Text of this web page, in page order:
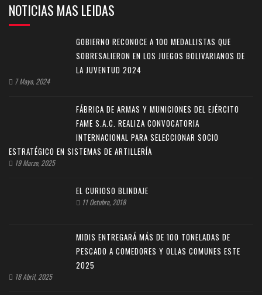
NOTICIAS MAS LEIDAS
GOBIERNO RECONOCE A 100 MEDALLISTAS QUE
SOBRESALIERON EN LOS JUEGOS BOLIVARIANOS DE
LA JUVENTUD 2024
7 Mayo, 2024
FÁBRICA DE ARMAS Y MUNICIONES DEL EJÉRCITO
FAME S.A.C. REALIZA CONVOCATORIA
INTERNACIONAL PARA SELECCIONAR SOCIO
ESTRATÉGICO EN SISTEMAS DE ARTILLERÍA
19 Marzo, 2025
EL CURIOSO BLINDAJE
11 Octubre, 2018
MIDIS ENTREGARÁ MÁS DE 100 TONELADAS DE
PESCADO A COMEDORES Y OLLAS COMUNES ESTE
2025
18 Abril, 2025